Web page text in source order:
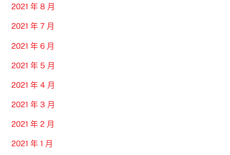
2021 年 8 月
2021 年 7 月
2021 年 6 月
2021 年 5 月
2021 年 4 月
2021 年 3 月
2021 年 2 月
2021 年 1 月